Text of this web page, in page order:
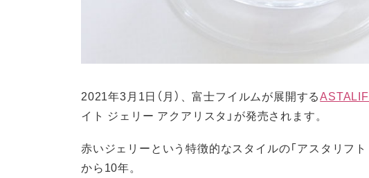
2021年3月1日（月）、富士フイルムが展開する
イト ジェリー アクアリスタ」が発売されます。
赤いジェリーという特徴的なスタイルの「アスタリフ
から10年。